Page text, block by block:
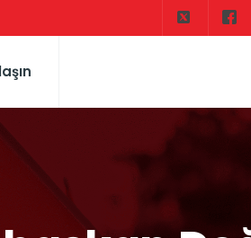
YERINDE INCELEDI